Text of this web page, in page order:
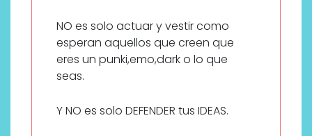
NO es solo actuar y vestir como
esperan aquellos que creen que
eres un punki,emo,dark o lo que
seas.
Y NO es solo DEFENDER tus IDEAS.